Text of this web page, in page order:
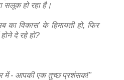
सलूक हो रहा है।
का विकास' के हिमायती हो, फिर
दे रहे हो?
में - आपकी एक तुच्छ प्रशंसक!"